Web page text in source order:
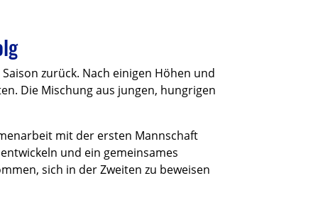
zurück. Nach einigen Höhen und
Die Mischung aus jungen, hungrigen
mit der ersten Mannschaft
und ein gemeinsames
sich in der Zweiten zu beweisen